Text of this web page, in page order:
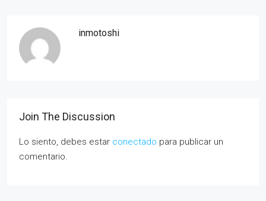
inmotoshi
Join The Discussion
Lo siento, debes estar conectado para publicar un
comentario.